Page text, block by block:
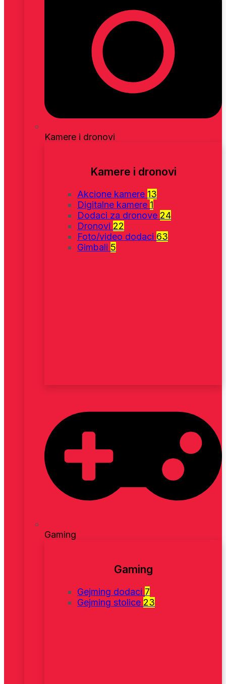
Kamere i dronovi
Kamere i dronovi
Akcione kamere 13
Digitalne kamere 1
Dodaci za dronove 24
Dronovi 22
Foto/video dodaci 63
Gimbali 5
Gaming
Gaming
Gejming dodaci 7
Gejming stolice 23